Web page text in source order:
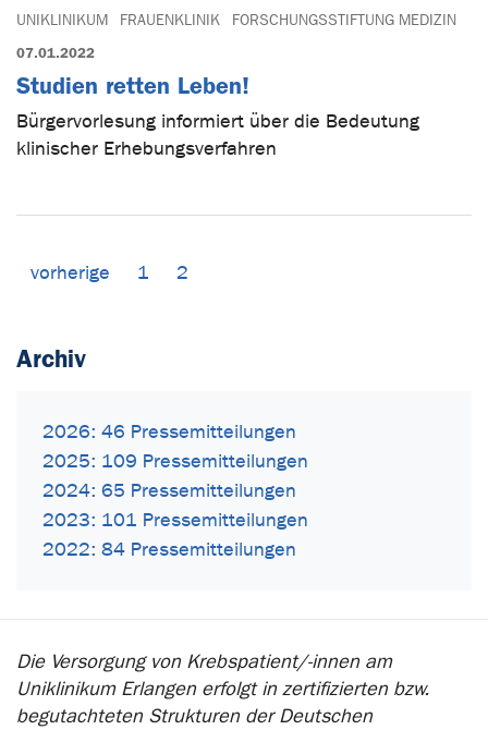
UNIKLINIKUM FRAUENKLINIK FORSCHUNGSSTIFTUNG MEDIZIN
07.01.2022
Studien retten Leben!
Bürgervorlesung informiert über die Bedeutung
klinischer Erhebungsverfahren
vorherige 1 2
Archiv
2026: 46 Pressemitteilungen
2025: 109 Pressemitteilungen
2024: 65 Pressemitteilungen
2023: 101 Pressemitteilungen
2022: 84 Pressemitteilungen
Die Versorgung von Krebspatient/-innen am
Uniklinikum Erlangen erfolgt in zertifizierten bzw.
begutachteten Strukturen der Deutschen